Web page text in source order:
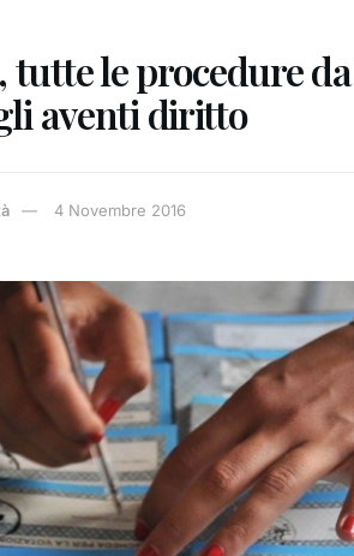
tutte le procedure
aventi diritto
4 Novembre 2016